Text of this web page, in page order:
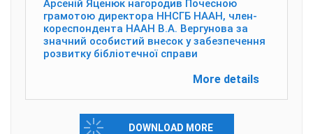
Арсеній Яценюк нагородив Почесною
грамотою директора ННСГБ НААН, член-
кореспондента НААН В.А. Вергунова за
значний особистий внесок у забезпечення
розвитку бібліотечної справи
More details
DOWNLOAD MORE